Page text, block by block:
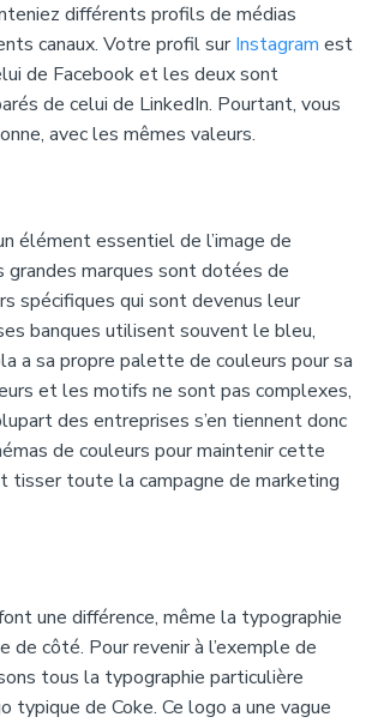
différents profils de médias
canaux. Votre profil surInstagram est
de Facebook et les deux sont
de celui de LinkedIn. Pourtant, vous
avec les mêmes valeurs.
élément essentiel de l’image de
grandes marques sont dotées de
spécifiques qui sont devenus leur
banques utilisent souvent le bleu,
a sa propre palette de couleurs pour sa
et les motifs ne sont pas complexes,
des entreprises s’en tiennent donc
de couleurs pour maintenir cette
tisser toute la campagne de marketing
une différence, même la typographie
de côté. Pour revenir à l’exemple de
tous la typographie particulière
typique de Coke. Ce logo a une vague